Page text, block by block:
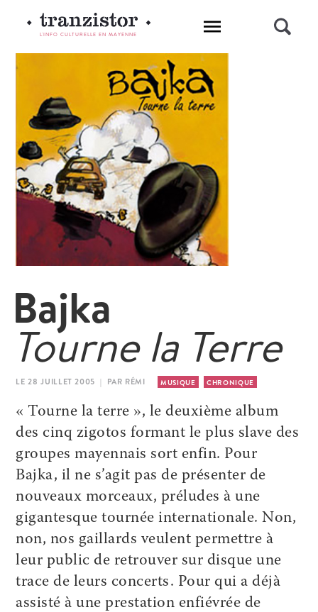
L'INFO CULTURELLE EN MAYENNE
Bajka
Tourne la Terre
LE 28 JUILLET 2005 | PAR RÉMI MUSIQUE CHRONIQUE
« Tourne la terre », le deuxième album
des cinq zigotos formant le plus slave des
groupes mayennais sort enfin. Pour
Bajka, il ne s’agit pas de présenter de
nouveaux morceaux, préludes à une
gigantesque tournée internationale. Non,
non, nos gaillards veulent permettre à
leur public de retrouver sur disque une
trace de leurs concerts. Pour qui a déjà
assisté à une prestation enfiévrée de